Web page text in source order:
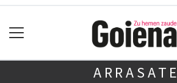
ARRASATE